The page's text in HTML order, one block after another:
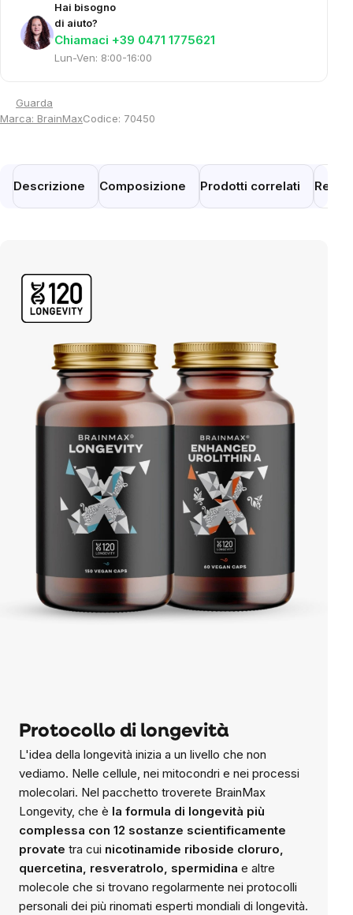
Hai bisogno
di aiuto?
Chiamaci +39 0471 1775621
Lun-Ven: 8:00-16:00
Guarda
Marca: BrainMaxCodice: 70450
Descrizione Composizione Prodotti correlati
Protocollo di longevità
L'idea della longevità inizia a un livello che non
vediamo. Nelle cellule, nei mitocondri e nei processi
molecolari. Nel pacchetto troverete BrainMax
Longevity, che è la formula di longevità più
complessa con 12 sostanze scientificamente
provate tra cui nicotinamide riboside cloruro,
quercetina, resveratrolo, spermidina e altre
molecole che si trovano regolarmente nei protocolli
personali dei più rinomati esperti mondiali di longevità.